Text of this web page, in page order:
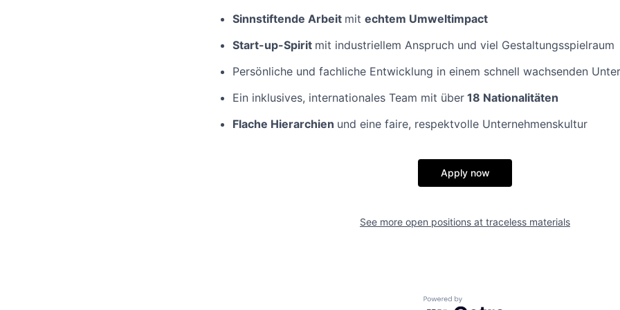
Sinnstiftende Arbeit mit echtem Umweltimpact
Start-up-Spirit mit industriellem Anspruch und viel Gestaltungsspielraum
Persönliche und fachliche Entwicklung in einem schnell wachsenden
Ein inklusives, internationales Team mit über 18 Nationalitäten
Flache Hierarchien und eine faire, respektvolle Unternehmenskultur
Apply now
See more open positions at traceless materials
Powered by Getro.com